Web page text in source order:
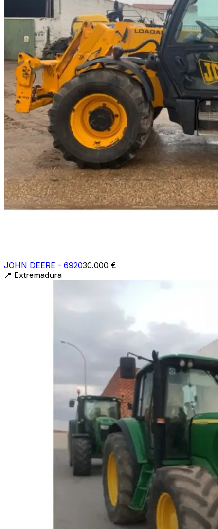
JOHN DEERE - 692030.000 €
📍 Extremadura